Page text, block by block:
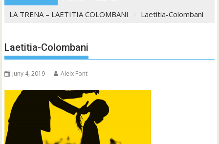
LA TRENA – LAETITIA COLOMBANI
Laetitia-Colombani
Laetitia-Colombani
juny 4, 2019 Aleix Font